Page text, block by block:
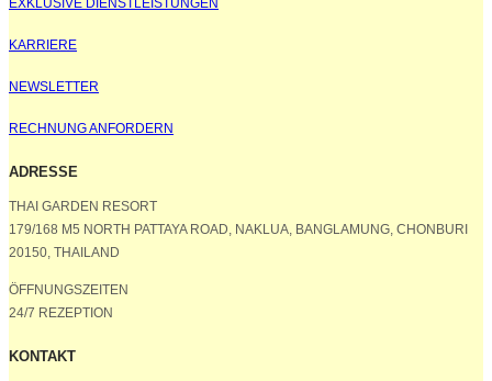
EXKLUSIVE DIENSTLEISTUNGEN
KARRIERE
NEWSLETTER
RECHNUNG ANFORDERN
ADRESSE
THAI GARDEN RESORT
179/168 M5 NORTH PATTAYA ROAD, NAKLUA, BANGLAMUNG, CHONBURI
20150, THAILAND
ÖFFNUNGSZEITEN
24/7 REZEPTION
KONTAKT